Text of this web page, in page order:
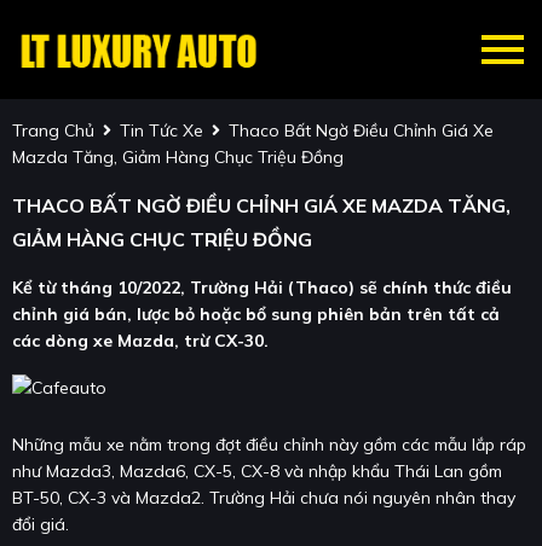
Trang Chủ Tin Tức Xe
Thaco Bất Ngờ Điều Chỉnh Giá Xe
Mazda Tăng, Giảm Hàng Chục Triệu Đồng
THACO BẤT NGỜ ĐIỀU CHỈNH GIÁ XE MAZDA TĂNG,
GIẢM HÀNG CHỤC TRIỆU ĐỒNG
Kể từ tháng 10/2022, Trường Hải (Thaco) sẽ chính thức điều
chỉnh giá bán, lược bỏ hoặc bổ sung phiên bản trên tất cả
các dòng xe Mazda, trừ CX-30.
Những mẫu xe nằm trong đợt điều chỉnh này gồm các mẫu lắp ráp
như Mazda3, Mazda6, CX-5, CX-8 và nhập khẩu Thái Lan gồm
BT-50, CX-3 và Mazda2. Trường Hải chưa nói nguyên nhân thay
đổi giá.